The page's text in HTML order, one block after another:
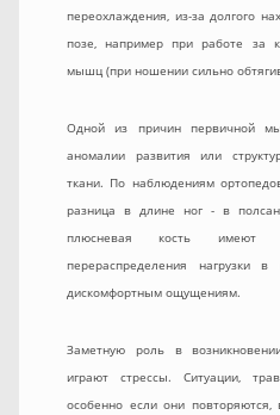
переохлаждения, из-за долгого
позе, например при работе за
мышц (при ношении сильно
Одной из причин первичной
аномалии развития или
ткани. По наблюдениям
разница в длине ног - в
плюсневая кость имеют
перераспределения
дискомфортным ощущениям.
Заметную роль в
играют стрессы. Ситуации,
особенно если они